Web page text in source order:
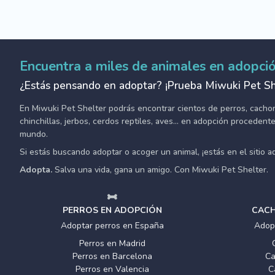
Encuentra a miles de animales en
¿Estás pensando en adoptar? ¡Prueba Miwuki Pet
En Miwuki Pet Shelter podrás encontrar cientos de perros,
chinchillas, jerbos, cerdos reptiles, aves... en adopción
mundo.
Si estás buscando adoptar o acoger un animal, ¡estás en el sitio
Adopta. Salva una vida, gana un amigo. Con Miwuki Pet Shelter.
PERROS EN ADOPCIÓN
Adoptar perros en España
Perros en Madrid
Perros en Barcelona
Perros en Valencia